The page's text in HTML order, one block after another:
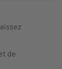
de